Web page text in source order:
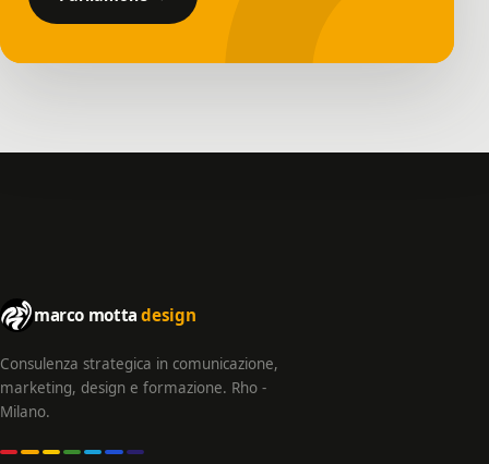
marco mottadesign
Consulenza strategica in comunicazione,
marketing, design e formazione. Rho -
Milano.